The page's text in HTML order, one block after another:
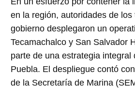
en la región, autoridades de
gobierno desplegaron un
Tecamachalco y San Salvador
parte de una estrategia integral
Puebla. El despliegue contó
de la Secretaría de Marina